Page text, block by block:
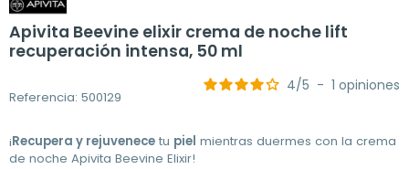
Apivita Beevine elixir crema de noche lift
recuperación intensa, 50 ml
Referencia: 500129
4/5 - 1 opiniones
¡Recupera y rejuvenece tu piel mientras duermes con la crema
de noche Apivita Beevine Elixir!